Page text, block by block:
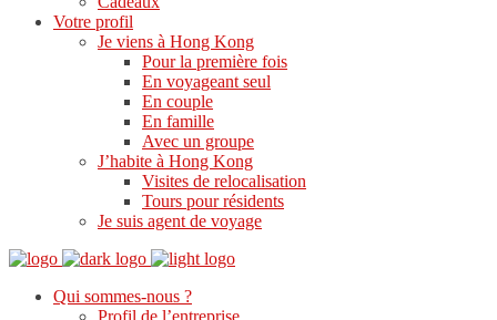
Votre profil
Je viens à Hong Kong
Pour la première fois
En voyageant seul
En couple
En famille
Avec un groupe
J’habite à Hong Kong
Visites de relocalisation
Tours pour résidents
Je suis agent de voyage
Qui sommes-nous ?
Profil de l’entreprise